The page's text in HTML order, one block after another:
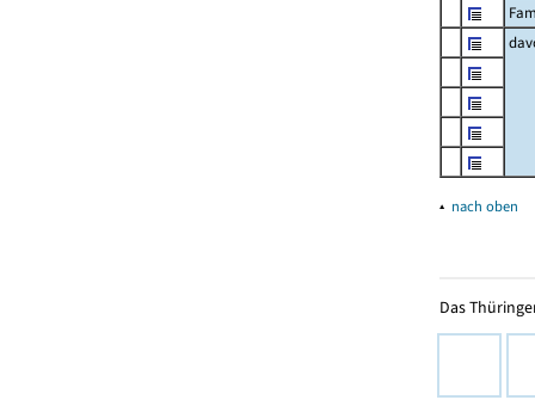
▴ nach oben
Das